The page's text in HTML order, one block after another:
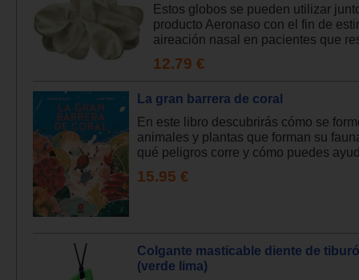
Estos globos se pueden utilizar
producto Aeronaso con el fin de
aireación nasal en pacientes que
12.79 €
La gran barrera de coral
En este libro descubrirás cómo se
animales y plantas que forman su
qué peligros corre y cómo puedes
15.95 €
Colgante masticable diente de
(verde lima)